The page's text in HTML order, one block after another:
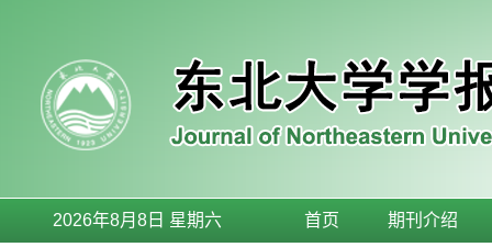
2026年8月8日 星期六 首页 期刊介绍